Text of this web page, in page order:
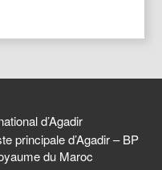
d’Agadir
principale d’Agadir – BP
du Maroc